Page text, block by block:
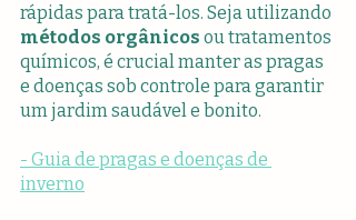
rápidas para tratá-los. Seja utilizando
métodos orgânicos ou tratamentos
químicos, é crucial manter as pragas
e doenças sob controle para garantir
um jardim saudável e bonito.
- Guia de pragas e doenças de
inverno